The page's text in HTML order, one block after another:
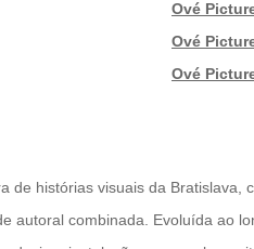
|Ové
|Ové
|Ové
de histórias visuais da Bratislava,
autoral combinada. Evoluída ao